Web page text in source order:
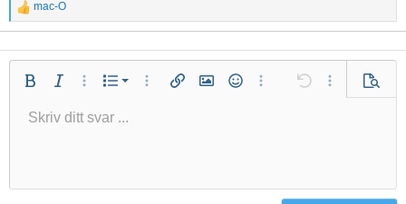
R
e
a
mac-O
Fet KursivFler alternativ...
Lista
Numrerad lista
Fler alternativ...
Infoga länk
Infoga bild
SmiliesFler alternativ...
ÅngraFler
Fontstorlek
9
Text färgTypsnittsfamilj
Genomslag
Justera textVänsterjustera
Paragraph format
Normal
Heading 2
Insert GIF
CitatMediaInfoga tabell
RedoVäxla BB-kod
Ta bort formatering
Utkast
Skriv ditt svar ...